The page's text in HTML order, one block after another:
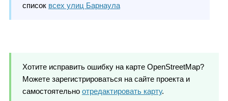
список всех улиц Барнаула
Хотите исправить ошибку на карте OpenStreetMap?
Можете зарегистрироваться на сайте проекта и
самостоятельно отредактировать карту.